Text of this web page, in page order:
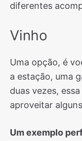
diferentes
Vinho
Uma opção, é
a estação, uma
duas vezes,
aproveitar
Um exemplo